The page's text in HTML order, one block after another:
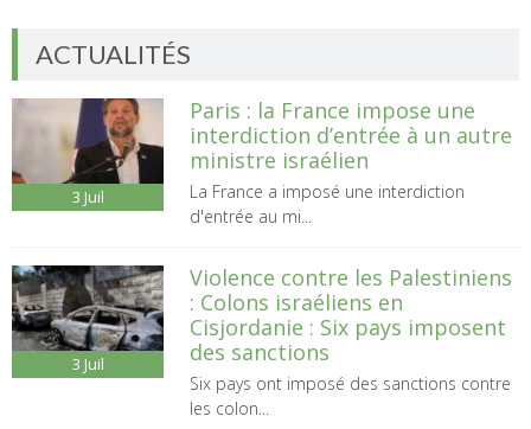
ACTUALITÉS
3 Juil
Paris : la France impose une
interdiction d’entrée à un autre
ministre israélien
La France a imposé une interdiction
d'entrée au mi...
3 Juil
Violence contre les Palestiniens
: Colons israéliens en
Cisjordanie : Six pays imposent
des sanctions
Six pays ont imposé des sanctions contre
les colon...